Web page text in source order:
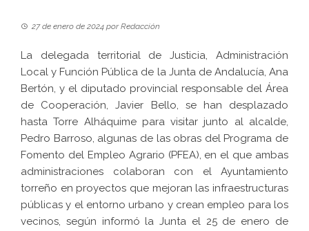
27 de enero de 2024 porRedacción
La delegada territorial de Justicia, Administración
Local y Función Pública de la Junta de Andalucía, Ana
Bertón, y el diputado provincial responsable del Área
de Cooperación, Javier Bello, se han desplazado
hasta Torre Alháquime para visitar junto al alcalde,
Pedro Barroso, algunas de las obras del Programa de
Fomento del Empleo Agrario (PFEA), en el que ambas
administraciones colaboran con el Ayuntamiento
torreño en proyectos que mejoran las infraestructuras
públicas y el entorno urbano y crean empleo para los
vecinos, según informó la Junta el 25 de enero de